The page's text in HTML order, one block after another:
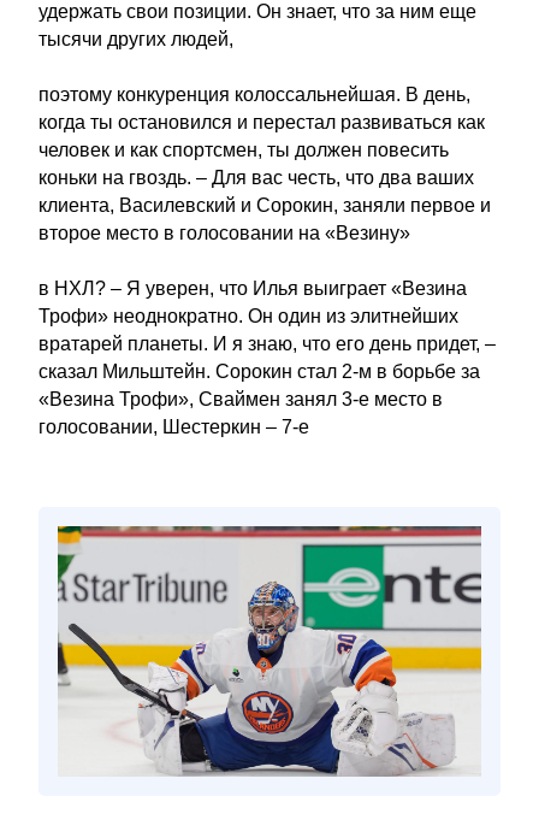
удержать свои позиции. Он знает, что за ним еще
тысячи других людей,
поэтому конкуренция колоссальнейшая. В день,
когда ты остановился и перестал развиваться как
человек и как спортсмен, ты должен повесить
коньки на гвоздь. – Для вас честь, что два ваших
клиента, Василевский и Сорокин, заняли первое и
второе место в голосовании на «Везину»
в НХЛ? – Я уверен, что Илья выиграет «Везина
Трофи» неоднократно. Он один из элитнейших
вратарей планеты. И я знаю, что его день придет, –
сказал Мильштейн. Сорокин стал 2-м в борьбе за
«Везина Трофи», Сваймен занял 3-е место в
голосовании, Шестеркин – 7-е